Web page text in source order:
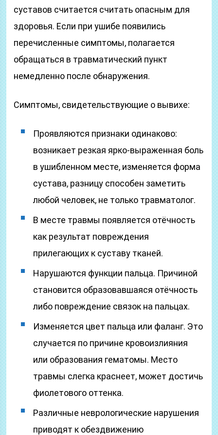
суставов считается считать опасным для
здоровья. Если при ушибе появились
перечисленные симптомы, полагается
обращаться в травматический пункт
немедленно после обнаружения.
Симптомы, свидетельствующие о вывихе:
Проявляются признаки одинаково:
возникает резкая ярко-выраженная боль
в ушибленном месте, изменяется форма
сустава, разницу способен заметить
любой человек, не только травматолог.
В месте травмы появляется отёчность
как результат повреждения
прилегающих к суставу тканей.
Нарушаются функции пальца. Причиной
становится образовавшаяся отёчность
либо повреждение связок на пальцах.
Изменяется цвет пальца или фаланг. Это
случается по причине кровоизлияния
или образования гематомы. Место
травмы слегка краснеет, может достичь
фиолетового оттенка.
Различные неврологические нарушения
приводят к обездвижению